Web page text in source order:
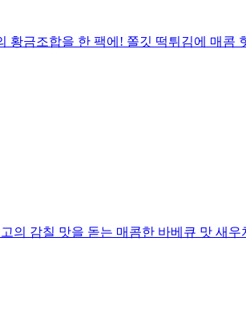
황금조합을 한 팩에! 쫄깃 떡튀김에 매콤
의 감칠 맛을 돋는 매콤한 바베큐 맛 새우